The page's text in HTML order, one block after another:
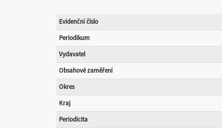
Evidenční číslo
Periodikum
Vydavatel
Obsahové zaměření
Okres
Kraj
Periodicita